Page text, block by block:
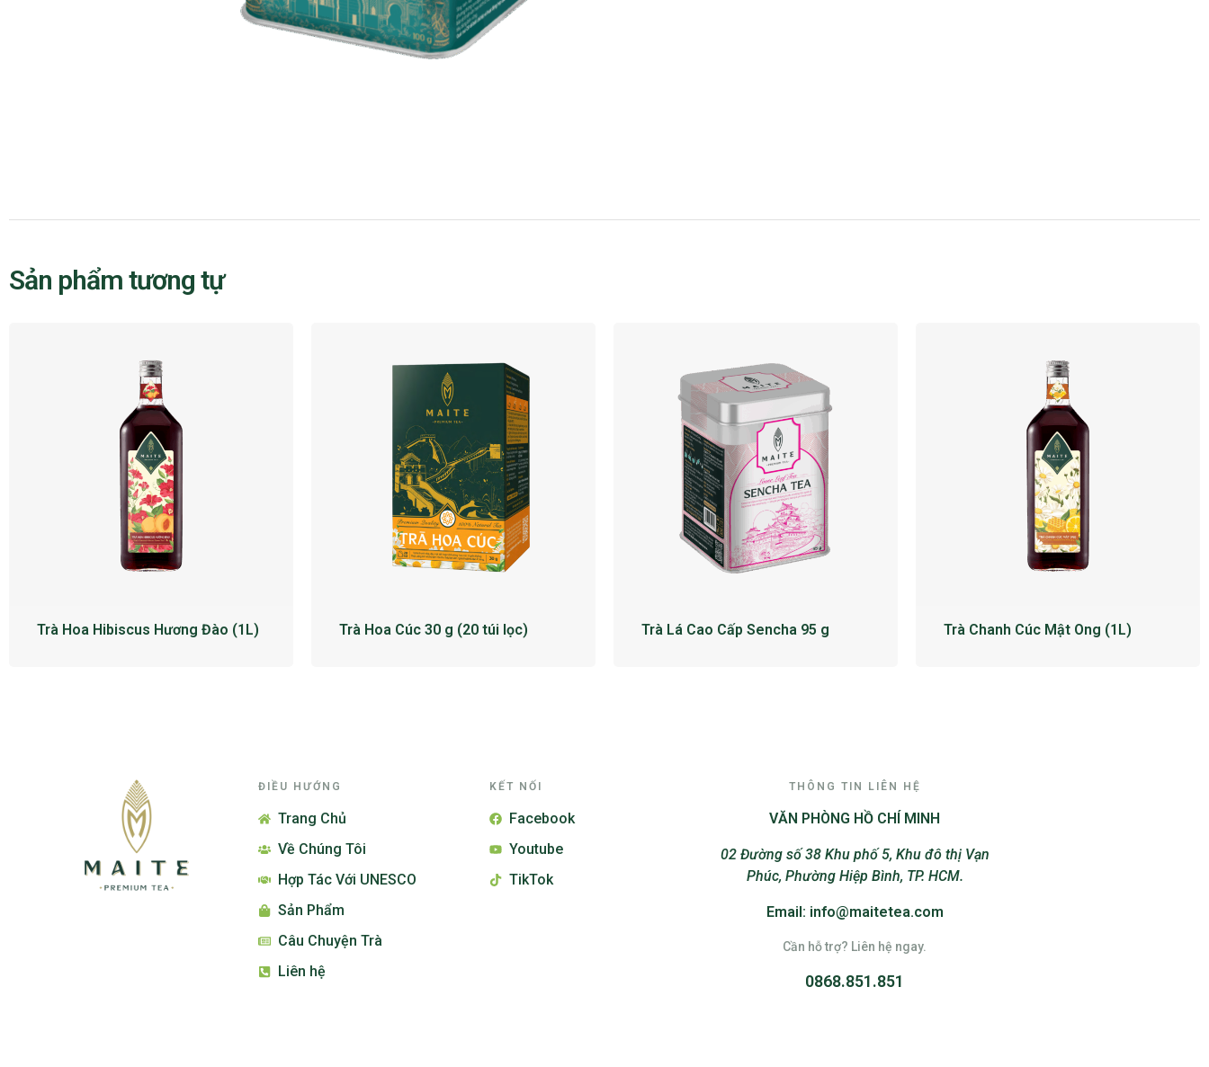
Sản phẩm tương tự
Trà Hoa Hibiscus Hương Đào (1L) Trà Hoa Cúc 30 g (20 túi lọc) Trà Lá Cao Cấp Sencha 95 g Trà Chanh Cúc Mật Ong (1L)
ĐIỀU HƯỚNG
Trang Chủ
Về Chúng Tôi
Hợp Tác Với UNESCO
Sản Phẩm
Câu Chuyện Trà
Liên hệ
KẾT NỐI
Facebook
Youtube
TikTok
THÔNG TIN LIÊN HỆ
VĂN PHÒNG HỒ CHÍ MINH
02 Đường số 38 Khu phố 5, Khu đô thị Vạn
Phúc, Phường Hiệp Bình, TP. HCM.
Email: info@maitetea.com
Cần hỗ trợ? Liên hệ ngay.
0868.851.851